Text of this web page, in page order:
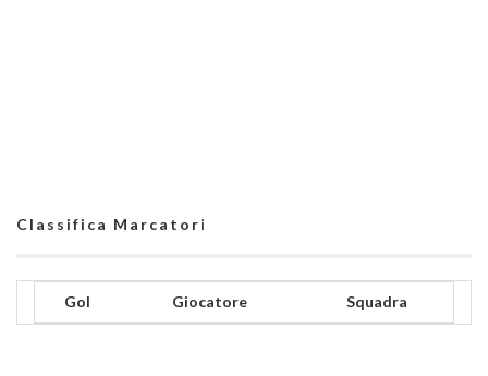
Classifica Marcatori
Gol Giocatore Squadra